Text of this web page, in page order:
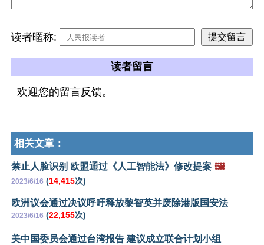
读者暱称:
读者留言
欢迎您的留言反馈。
相关文章：
禁止人脸识别 欧盟通过《人工智能法》修改提案 🖼️
2023/6/16 (14,415次)
欧洲议会通过决议呼吁释放黎智英并废除港版国安法
2023/6/16 (22,155次)
美中国委员会通过台湾报告 建议成立联合计划小组